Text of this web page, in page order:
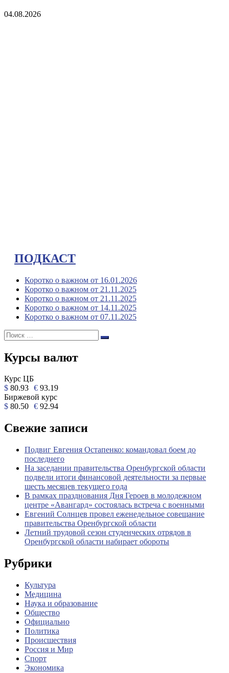
04.08.2026
ПОДКАСТ
Коротко о важном от 16.01.2026
Коротко о важном от 21.11.2025
Коротко о важном от 21.11.2025
Коротко о важном от 14.11.2025
Коротко о важном от 07.11.2025
Поиск:
Поиск
Курсы валют
Курс ЦБ
$ 80.93 € 93.19
Биржевой курс
$ 80.50 € 92.94
Свежие записи
Подвиг Евгения Остапенко: командовал боем до
последнего
На заседании правительства Оренбургской области
подвели итоги финансовой деятельности за первые
шесть месяцев текущего года
В рамках празднования Дня Героев в молодежном
центре «Авангард» состоялась встреча с военными
Евгений Солнцев провел еженедельное совещание
правительства Оренбургской области
Летний трудовой сезон студенческих отрядов в
Оренбургской области набирает обороты
Рубрики
Культура
Медицина
Наука и образование
Общество
Официально
Политика
Происшествия
Россия и Мир
Спорт
Экономика